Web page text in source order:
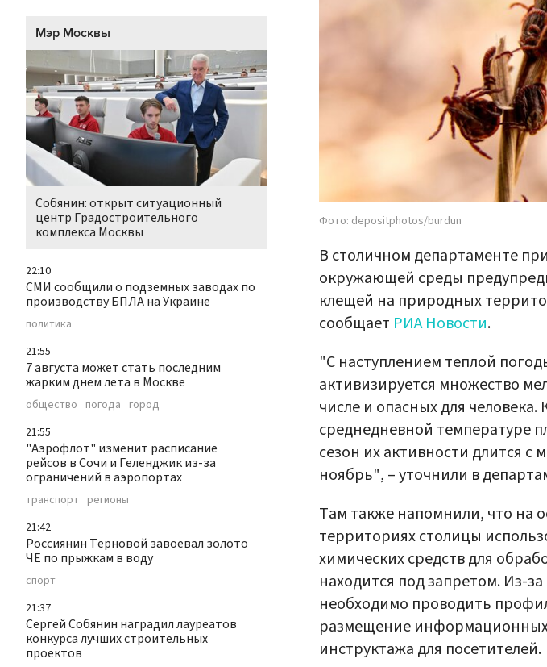
Мэр Москвы
Собянин: открыт ситуационный
центр Градостроительного
комплекса Москвы
22:10
СМИ сообщили о подземных заводах по
производству БПЛА на Украине
политика
21:55
7 августа может стать последним
жарким днем лета в Москве
общество погода город
21:55
"Аэрофлот" изменит расписание
рейсов в Сочи и Геленджик из-за
ограничений в аэропортах
транспорт регионы
21:42
Россиянин Терновой завоевал золото
ЧЕ по прыжкам в воду
спорт
21:37
Сергей Собянин наградил лауреатов
конкурса лучших строительных
проектов
Фото: depositphotos/burdun
В столичном департаменте
окружающей среды
клещей на природных
сообщает РИА Новости.
"С наступлением теплой
активизируется множество
числе и опасных для
среднедневной температуре
сезон их активности длится с
ноябрь", – уточнили в
Там также напомнили, что на
территориях столицы
химических средств для
находится под запретом. Из-
необходимо проводить
размещение
инструктажа для посетителей.